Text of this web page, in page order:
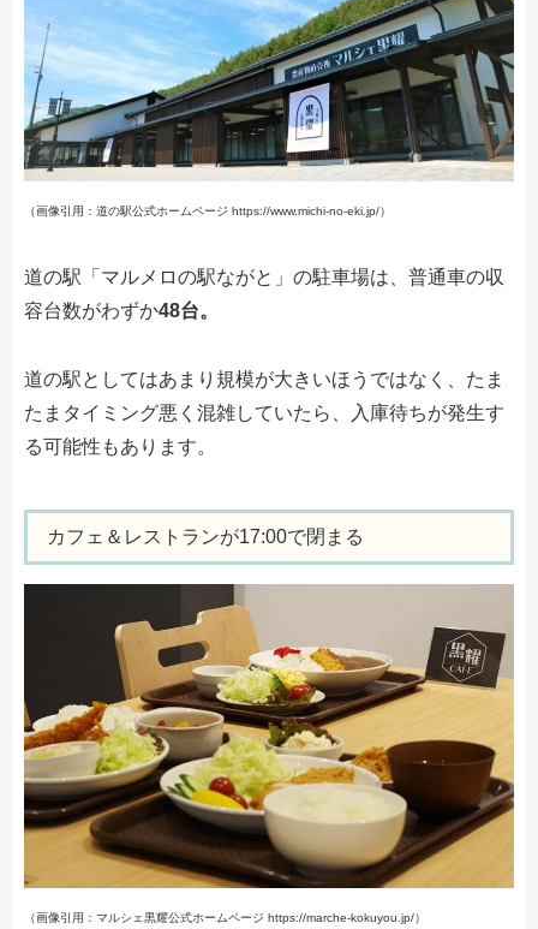
（画像引用：道の駅公式ホームページ https://www.michi-no-eki.jp/）
道の駅「マルメロの駅ながと」の駐車場は、普通車の収
容台数がわずか48台。
道の駅としてはあまり規模が大きいほうではなく、たま
たまタイミング悪く混雑していたら、入庫待ちが発生す
る可能性もあります。
カフェ＆レストランが17:00で閉まる
（画像引用：マルシェ黒耀公式ホームページ https://marche-kokuyou.jp/）